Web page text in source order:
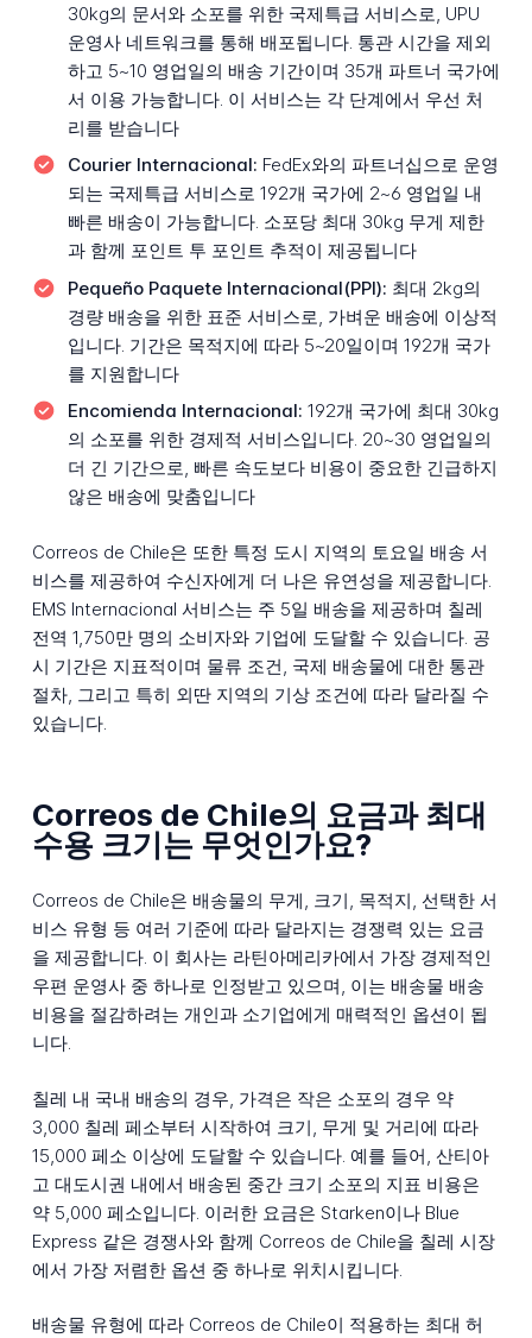
30kg의 문서와 소포를 위한 국제특급 서비스로, UPU
운영사 네트워크를 통해 배포됩니다. 통관 시간을 제외
하고 5~10 영업일의 배송 기간이며 35개 파트너 국가에
서 이용 가능합니다. 이 서비스는 각 단계에서 우선 처
리를 받습니다
Courier Internacional: FedEx와의 파트너십으로 운영
되는 국제특급 서비스로 192개 국가에 2~6 영업일 내
빠른 배송이 가능합니다. 소포당 최대 30kg 무게 제한
과 함께 포인트 투 포인트 추적이 제공됩니다
Pequeño Paquete Internacional(PPI): 최대 2kg의
경량 배송을 위한 표준 서비스로, 가벼운 배송에 이상적
입니다. 기간은 목적지에 따라 5~20일이며 192개 국가
를 지원합니다
Encomienda Internacional: 192개 국가에 최대 30kg
의 소포를 위한 경제적 서비스입니다. 20~30 영업일의
더 긴 기간으로, 빠른 속도보다 비용이 중요한 긴급하지
않은 배송에 맞춤입니다
Correos de Chile은 또한 특정 도시 지역의 토요일 배송 서
비스를 제공하여 수신자에게 더 나은 유연성을 제공합니다.
EMS Internacional 서비스는 주 5일 배송을 제공하며 칠레
전역 1,750만 명의 소비자와 기업에 도달할 수 있습니다. 공
시 기간은 지표적이며 물류 조건, 국제 배송물에 대한 통관
절차, 그리고 특히 외딴 지역의 기상 조건에 따라 달라질 수
있습니다.
Correos de Chile의 요금과 최대
수용 크기는 무엇인가요?
Correos de Chile은 배송물의 무게, 크기, 목적지, 선택한 서
비스 유형 등 여러 기준에 따라 달라지는 경쟁력 있는 요금
을 제공합니다. 이 회사는 라틴아메리카에서 가장 경제적인
우편 운영사 중 하나로 인정받고 있으며, 이는 배송물 배송
비용을 절감하려는 개인과 소기업에게 매력적인 옵션이 됩
니다.
칠레 내 국내 배송의 경우, 가격은 작은 소포의 경우 약
3,000 칠레 페소부터 시작하여 크기, 무게 및 거리에 따라
15,000 페소 이상에 도달할 수 있습니다. 예를 들어, 산티아
고 대도시권 내에서 배송된 중간 크기 소포의 지표 비용은
약 5,000 페소입니다. 이러한 요금은 Starken이나 Blue
Express 같은 경쟁사와 함께 Correos de Chile을 칠레 시장
에서 가장 저렴한 옵션 중 하나로 위치시킵니다.
배송물 유형에 따라 Correos de Chile이 적용하는 최대 허